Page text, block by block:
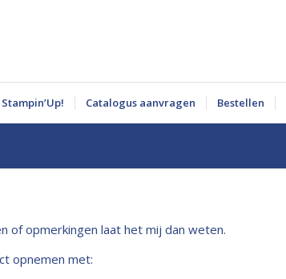
Stampin’Up! Catalogus aanvragen Bestellen
of opmerkingen laat het mij dan weten.
opnemen met: